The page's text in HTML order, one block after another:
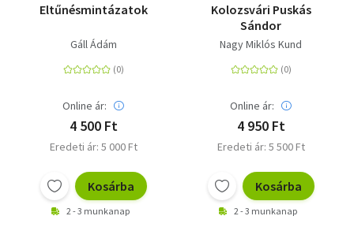
Eltűnésmintázatok
Gáll Ádám
Online ár:
4 500 Ft
Eredeti ár: 5 000 Ft
Kosárba
2 - 3 munkanap
Kolozsvári Puskás
Sándor
Nagy Miklós Kund
Online ár:
4 950 Ft
Eredeti ár: 5 500 Ft
Kosárba
2 - 3 munkanap